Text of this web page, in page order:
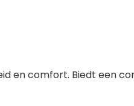
en comfort. Biedt een